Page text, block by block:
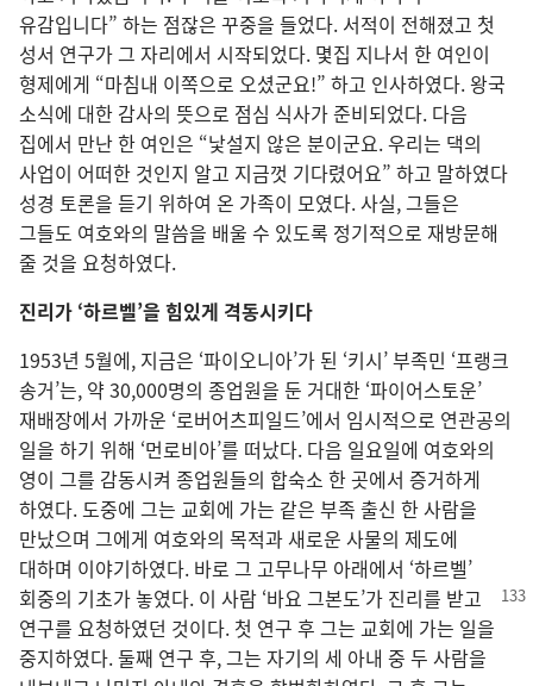
유감입니다” 하는 점잖은 꾸중을 들었다. 서적이 전해졌고 첫
성서 연구가 그 자리에서 시작되었다. 몇집 지나서 한 여인이
형제에게 “마침내 이쪽으로 오셨군요!” 하고 인사하였다. 왕국
소식에 대한 감사의 뜻으로 점심 식사가 준비되었다. 다음
집에서 만난 한 여인은 “낯설지 않은 분이군요. 우리는 댁의
사업이 어떠한 것인지 알고 지금껏 기다렸어요” 하고 말하였다
성경 토론을 듣기 위하여 온 가족이 모였다. 사실, 그들은
그들도 여호와의 말씀을 배울 수 있도록 정기적으로 재방문해
줄 것을 요청하였다.
진리가 ‘하르벨’을 힘있게 격동시키다
1953년 5월에, 지금은 ‘파이오니아’가 된 ‘키시’ 부족민 ‘프랭크
송거’는, 약 30,000명의 종업원을 둔 거대한 ‘파이어스토운’
재배장에서 가까운 ‘로버어츠피일드’에서 임시적으로 연관공의
일을 하기 위해 ‘먼로비아’를 떠났다. 다음 일요일에 여호와의
영이 그를 감동시켜 종업원들의 합숙소 한 곳에서 증거하게
하였다. 도중에 그는 교회에 가는 같은 부족 출신 한 사람을
만났으며 그에게 여호와의 목적과 새로운 사물의 제도에
대하며 이야기하였다. 바로 그 고무나무 아래에서 ‘하르벨’
회중의 기초가 놓였다. 이 사람 ‘바요 그본도’가 진리를 받고
연구를 요청하였던 것이다. 첫 연구 후 그는 교회에 가는 일을
중지하였다. 둘째 연구 후, 그는 자기의 세 아내 중 두 사람을